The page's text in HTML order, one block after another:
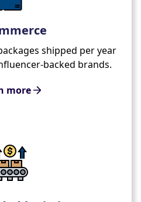
shipped per year
backed brands.
more